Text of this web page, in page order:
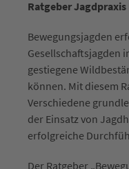
Ratgeber
Bewegungsjagden
Gesellschaftsjagden
gestiegene
können. Mit diesem
Verschiedene
der Einsatz von
erfolgreiche
Der Ratgeber